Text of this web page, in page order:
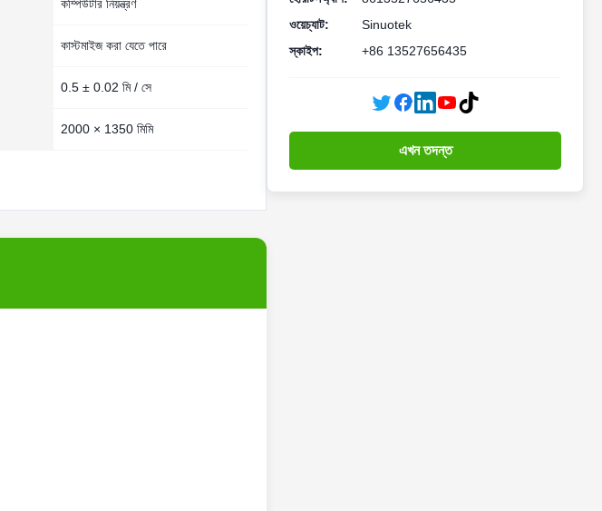
কম্পিউটার নিয়ন্ত্রণ
কাস্টমাইজ করা যেতে পারে
0.5 ± 0.02 মি / সে
2000 × 1350 মিমি
ওয়েচ্যাট:
Sinuotek
স্কাইপ:
+86 13527656435
এখন তদন্ত